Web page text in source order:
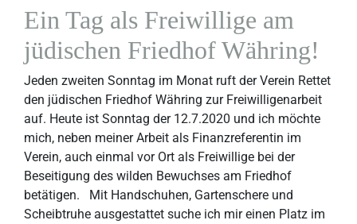
Ein Tag als Freiwillige am
jüdischen Friedhof Währing!
Jeden zweiten Sonntag im Monat ruft der Verein Rettet
den jüdischen Friedhof Währing zur Freiwilligenarbeit
auf. Heute ist Sonntag der 12.7.2020 und ich möchte
mich, neben meiner Arbeit als Finanzreferentin im
Verein, auch einmal vor Ort als Freiwillige bei der
Beseitigung des wilden Bewuchses am Friedhof
betätigen. Mit Handschuhen, Gartenschere und
Scheibtruhe ausgestattet suche ich mir einen Platz im